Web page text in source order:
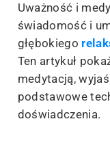
Uważność i
świadomość i
głębokiego
Ten artykuł
medytacją,
podstawowe
doświadczenia.